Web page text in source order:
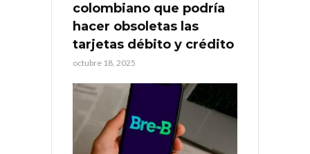
colombiano que podría
hacer obsoletas las
tarjetas débito y crédito
octubre 18, 2025